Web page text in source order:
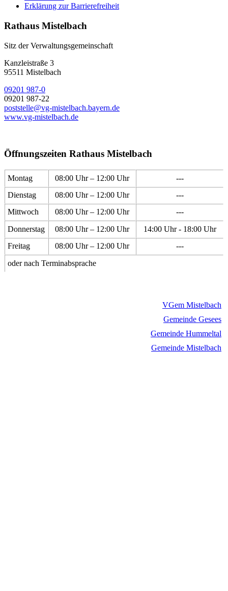
Erklärung zur Barrierefreiheit
Rathaus Mistelbach
Sitz der Verwaltungsgemeinschaft
Kanzleistraße 3
95511 Mistelbach
09201 987-0
09201 987-22
poststelle@vg-mistelbach.bayern.de
www.vg-mistelbach.de
Öffnungszeiten Rathaus Mistelbach
Montag 08:00 Uhr – 12:00 Uhr
---
Dienstag
08:00 Uhr – 12:00 Uhr
---
Mittwoch
08:00 Uhr – 12:00 Uhr
---
Donnerstag
08:00 Uhr – 12:00 Uhr
14:00 Uhr - 18:00 Uhr
Freitag
08:00 Uhr – 12:00 Uhr
---
oder nach Terminabsprache
VGem Mistelbach
Gemeinde Gesees
Gemeinde Hummeltal
Gemeinde Mistelbach